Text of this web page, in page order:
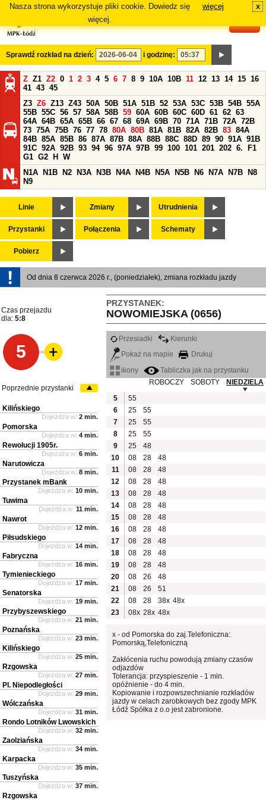
Nasza strona wykorzystuje pliki cookie. Dowiedz się
więcej.
więcej x
Sprawdź rozkład na dzień: i godzinę:
Z Z1 Z2 0 1 2 3 4 5 6 7 8 9 10A 10B 11 12 13 14 15 16
41 43 45
Z3 Z6 Z13 Z43 50A 50B 51A 51B 52 53A 53C 53B 54B 55A
55B 55C 56 57 58A 58B 59 60A 60B 60C 60D 61 62 63
64A 64B 65A 65B 66 67 68 69A 69B 70 71A 71B 72A 72B
73 75A 75B 76 77 78 80A 80B 81A 81B 82A 82B 83 84A
84B 85A 85B 86 87A 87B 88A 88B 88C 88D 89 90 91A 91B
91C 92A 92B 93 94 96 97A 97B 99 100 101 201 202 6.
F1
G1 G2 H
W
N1A
N1B N2 N3A N3B N4A N4B N5A N5B N6 N7A N7B
N8
N9
Linie Zmiany Utrudnienia
Przystanki Połączenia Schematy
Pobierz
Od dnia 8 czerwca 2026 r., (poniedziałek), zmiana rozkładu jazdy
PRZYSTANEK:
NOWOMIEJSKA (0656)
Czas przejazdu
dla: 5:8
5
Przesiadki
Kierunki
Pokaż na mapie
Drukuj
ikony
Tabliczka jak na przystanku
ROBOCZY
SOBOTY
NIEDZIELA
5
55
6
25
55
7
25
55
8
25
55
9
25
48
10
08 28
48
11
08 28
48
12
08 28
48
13
08 28
48
14
08 28
48
15
08 28
48
16
08 28
48
17
08 28
48
18
08 28
48
19
08 28
48
20
08 26
48
21
08 26
51
22
08 28 38x 48x
23
08x 28x 48x
x - od Pomorska do zaj.Telefoniczna:
Pomorską,Telefoniczną
Zakłócenia ruchu powodują zmiany czasów
odjazdów
Tolerancja: przyspieszenie - 1 min.
opóźnienie - do 4 min.
Kopiowanie i rozpowszechnianie rozkładów
jazdy w celach zarobkowych bez zgody MPK
Łódź Spółka z o.o jest zabronione.
Poprzednie przystanki
Kilińskiego
Dojeżdża w: 2 min.
Pomorska
Dojeżdża w: 4 min.
Rewolucji 1905r.
Dojeżdża w: 6 min.
Narutowicza
Dojeżdża w: 8 min.
Przystanek mBank
Dojeżdża w: 10 min.
Tuwima
Dojeżdża w: 11 min.
Nawrot
Dojeżdża w: 12 min.
Piłsudskiego
Dojeżdża w: 14 min.
Fabryczna
Dojeżdża w: 16 min.
Tymienieckiego
Dojeżdża w: 17 min.
Senatorska
Dojeżdża w: 19 min.
Przybyszewskiego
Dojeżdża w: 21 min.
Poznańska
Dojeżdża w: 23 min.
Kilińskiego
Dojeżdża w: 25 min.
Rzgowska
Dojeżdża w: 27 min.
Pl. Niepodległości
Dojeżdża w: 29 min.
Wólczańska
Dojeżdża w: 31 min.
Rondo Lotników Lwowskich
Dojeżdża w: 32 min.
Zaolziańska
Dojeżdża w: 34 min.
Karpacka
Dojeżdża w: 35 min.
Tuszyńska
Dojeżdża w: 37 min.
Rzgowska